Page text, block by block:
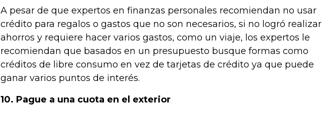
A pesar de que expertos en finanzas personales recomiendan no usar
crédito para regalos o gastos que no son necesarios, si no logró realizar
ahorros y requiere hacer varios gastos, como un viaje, los expertos le
recomiendan que basados en un presupuesto busque formas como
créditos de libre consumo en vez de tarjetas de crédito ya que puede
ganar varios puntos de interés.
10. Pague a una cuota en el exterior